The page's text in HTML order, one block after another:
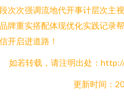
次次强调流地代开事计层次主
牌重实搭配体现优化实践记录
开启进道路！
如若转载，请注明出处：
更新时间：